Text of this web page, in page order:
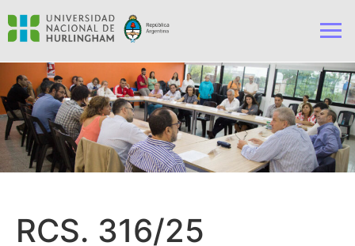
RCS. 316/25